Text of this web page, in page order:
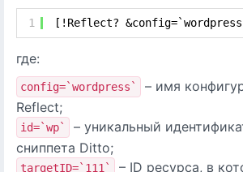
1 [!Reflect?
где:
config=`wordpress`
– имя
Reflect;
id=`wp`
– уникальный
сниппета Ditto;
targetID=`111`
– ID ресурса, в